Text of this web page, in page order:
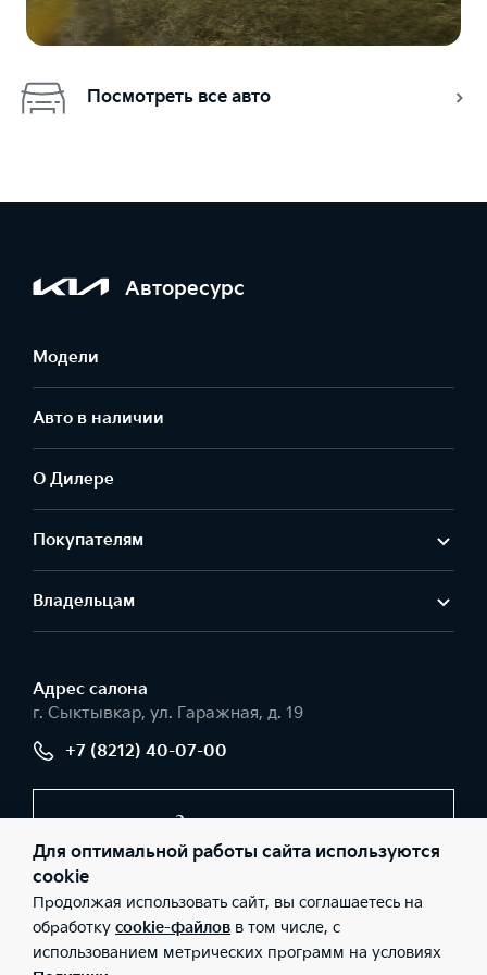
Посмотреть все авто
Авторесурс
Модели
Авто в наличии
О Дилере
Покупателям
Владельцам
Адрес салонa
г. Сыктывкар, ул. Гаражная, д. 19
+7 (8212) 40-07-00
Заказать звонок
© 2026 Юридические лица ООО «Авторесурс моторс»
(Фактический адрес: г. Сыктывкар, ул. Гаражная, д. 19; Телефон:
+7 (8212) 40-07-00; ИНН: 1101096251; ОГРН: 1121101010832), ООО
«Киа Россия и СНГ» (Фактический адрес: г.Москва, Валовая 26;
Телефон: 8 800 301 08 80; ИНН: 7728674093; ОГРН:
Для оптимальной работы сайта используются
cookie
Продолжая использовать сайт, вы соглашаетесь на
обработку cookie-файлов в том числе, с
использованием метрических программ на условиях